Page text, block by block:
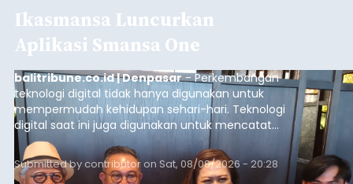
Ikasmansa Luncurkan
Aplikasi Smansa One
balitribune.co.id | Denpasar- Perkembangan
teknologi digital tidak hanya digunakan untuk
mempermudah kehidupan sehari-hari. Teknologi
digital saat ini juga digunakan untuk mencatat
dan mengelola data base alumni dari suatu
sekolah, salah satunya adalah alumni SMA 1
Denpasar.
Submitted bycontributoron Sat, 08/08/2026 - 20:28